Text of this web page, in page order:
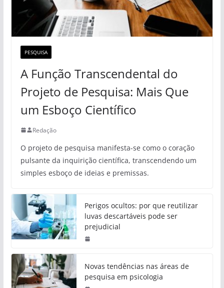
PESQUISA
A Função Transcendental do
Projeto de Pesquisa: Mais Que
um Esboço Científico
Redação
O projeto de pesquisa manifesta-se como o coração
pulsante da inquirição científica, transcendendo um
simples esboço de ideias e premissas.
Perigos ocultos: por que reutilizar
luvas descartáveis pode ser
prejudicial
Novas tendências nas áreas de
pesquisa em psicologia